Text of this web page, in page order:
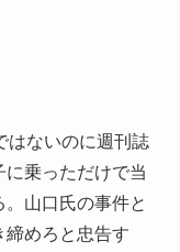
はないのに週刊誌
乗っただけで当
山口氏の事件と
締めろと忠告す